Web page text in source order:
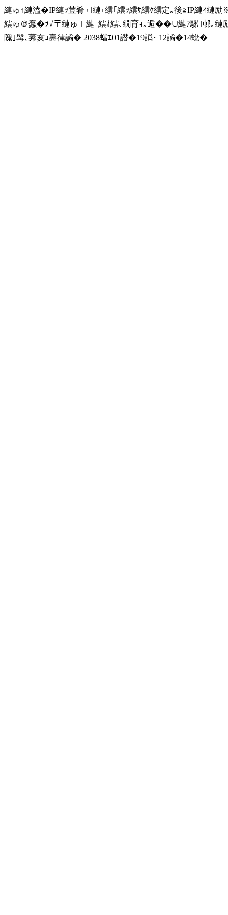
縺ゅ↑縺溘�IP縺ｯ荳肴ｭ｣縺ｪ繧｢繧ｯ繧ｻ繧ｹ繧定｡後≧IP縺ｨ縺
繧ゅ＠蠢�ｦ√〒縺ゅｌ縺ｰ繧ｵ繧､繝育ｮ｡逅��∪縺ｧ騾｣邨｡縺
隗｣髯､莠亥ｮ壽律譎� 2038蟷ｴ01譛�19譌･ 12譎�14蛻�